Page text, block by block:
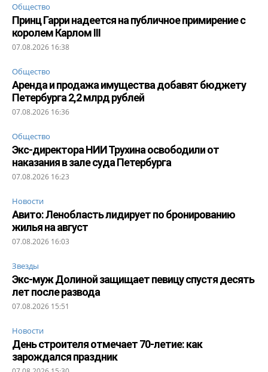
Общество
Принц Гарри надеется на публичное примирение с
королем Карлом III
07.08.2026 16:38
Общество
Аренда и продажа имущества добавят бюджету
Петербурга 2,2 млрд рублей
07.08.2026 16:36
Общество
Экс-директора НИИ Трухина освободили от
наказания в зале суда Петербурга
07.08.2026 16:23
Новости
Авито: Ленобласть лидирует по бронированию
жилья на август
07.08.2026 16:03
Звезды
Экс-муж Долиной защищает певицу спустя десять
лет после развода
07.08.2026 15:51
Новости
День строителя отмечает 70-летие: как
зарождался праздник